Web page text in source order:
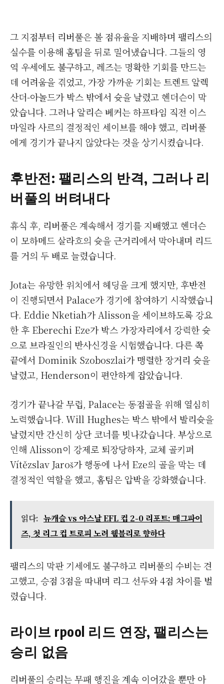
그 지점부터 리버풀은 볼 점유율을 지배하며 팰리스의
실수를 이용해 홈팀을 뒤로 밀어냈습니다. 그들의 영
역 우세에도 불구하고, 레즈는 명확한 기회를 만드는
데 어려움을 겪었고, 가장 가까운 기회는 트렌트 알렉
산더-아놀드가 박스 밖에서 슛을 날렸고 헨더슨이 막
았습니다. 그러나 알리슨 베커는 하프타임 직전 이스
마일라 사르의 결정적인 세이브를 해야 했고, 리버풀
에게 경기가 끝나지 않았다는 것을 상기시켰습니다.
후반전: 팰리스의 반격, 그러나 리
버풀의 버텨내다
휴식 후, 리버풀은 계속해서 경기를 지배했고 헨더슨
이 모하메드 살라흐의 슛을 근거리에서 막아내며 리드
를 거의 두 배로 늘렸습니다.
Jota는 유망한 위치에서 헤딩을 크게 했지만, 후반전
이 진행되면서 Palace가 경기에 참여하기 시작했습니
다. Eddie Nketiah가 Alisson을 세이브하도록 강요
한 후 Eberechi Eze가 박스 가장자리에서 강력한 슛
으로 브라질인의 반사신경을 시험했습니다. 다른 쪽
끝에서 Dominik Szoboszlai가 맹렬한 장거리 슛을
날렸고, Henderson이 편안하게 잡았습니다.
경기가 끝나갈 무렵, Palace는 동점골을 위해 열심히
노력했습니다. Will Hughes는 박스 밖에서 발리슛을
날렸지만 간신히 상단 코너를 빗나갔습니다. 부상으로
인해 Alisson이 강제로 퇴장당하자, 교체 골키퍼
Vítězslav Jaroš가 행동에 나서 Eze의 골을 막는 데
결정적인 역할을 했고, 홈팀은 압박을 강화했습니다.
읽다: 뉴캐슬 vs 아스날 EFL 컵 2-0 리포트: 매그파이
즈, 첫 리그 컵 트로피 노려 웸블리로 향하다
팰리스의 막판 기세에도 불구하고 리버풀의 수비는 견
고했고, 승점 3점을 따내며 리그 선두와 4점 차이를 벌
렸습니다.
라이브 rpool 리드 연장, 팰리스는
승리 없음
리버풀의 승리는 무패 행진을 계속 이어갔을 뿐만 아